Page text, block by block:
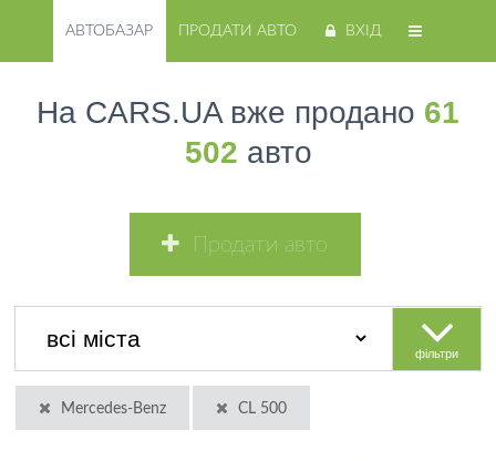
АВТОБАЗАР ПРОДАТИ АВТО ВХІД
На CARS.UA вже продано 61
502 авто
Продати авто
фільтри
Mercedes-Benz CL 500